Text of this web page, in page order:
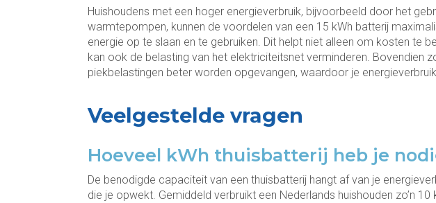
Huishoudens met een hoger energieverbruik, bijvoorbeeld door het
warmtepompen, kunnen de voordelen van een 15 kWh batterij
energie op te slaan en te gebruiken. Dit helpt niet alleen om kosten te
kan ook de belasting van het elektriciteitsnet verminderen. Bovendien
piekbelastingen beter worden opgevangen, waardoor je
Veelgestelde vragen
Hoeveel kWh thuisbatterij heb je
De benodigde capaciteit van een thuisbatterij hangt af van je
die je opwekt. Gemiddeld verbruikt een Nederlands huishouden zo’n